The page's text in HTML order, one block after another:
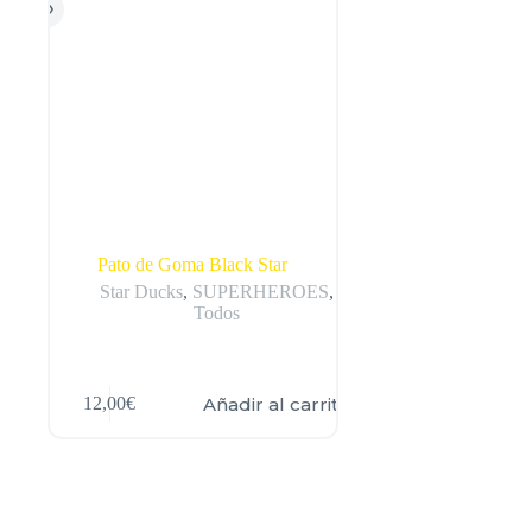
Pato de Goma Black Star
Star Ducks, SUPERHEROES,
Todos
12,00€ Añadir al carrito